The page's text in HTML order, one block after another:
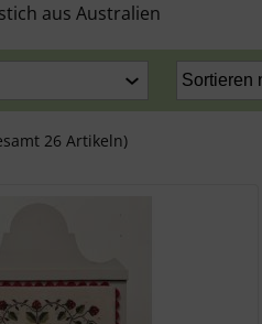
aus Australien
26 Artikeln)